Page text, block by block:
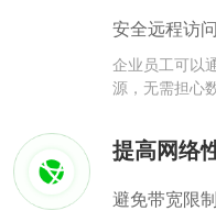
安全远程访问
企业员工可以
源，无需担心
提高网络
避免带宽限制